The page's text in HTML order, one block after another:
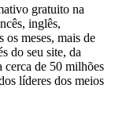
gratuito na
inglês,
os meses, mais de
do seu site, da
cerca de 50 milhões
líderes dos meios